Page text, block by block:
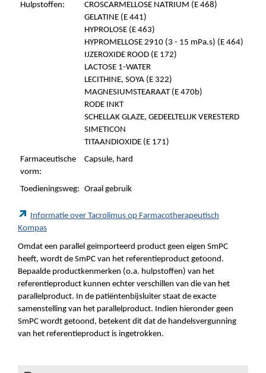
Hulpstoffen:
CROSCARMELLOSE NATRIUM (E 468)
GELATINE (E 441)
HYPROLOSE (E 463)
HYPROMELLOSE 2910 (3 - 15 mPa.s) (E 464)
IJZEROXIDE ROOD (E 172)
LACTOSE 1-WATER
LECITHINE, SOYA (E 322)
MAGNESIUMSTEARAAT (E 470b)
RODE INKT
SCHELLAK GLAZE, GEDEELTELIJK VERESTERD
SIMETICON
TITAANDIOXIDE (E 171)
Farmaceutische
vorm:
Capsule, hard
Toedieningsweg: Oraal gebruik
Informatie over Tacrolimus op Farmacotherapeutisch
Kompas
Omdat een parallel geïmporteerd product geen eigen SmPC
heeft, wordt de SmPC van het referentieproduct getoond.
Bepaalde productkenmerken (o.a. hulpstoffen) van het
referentieproduct kunnen echter verschillen van die van het
parallelproduct. In de patiëntenbijsluiter staat de exacte
samenstelling van het parallelproduct. Indien hieronder geen
SmPC wordt getoond, betekent dit dat de handelsvergunning
van het referentieproduct is ingetrokken.